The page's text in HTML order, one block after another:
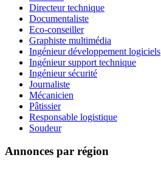
Directeur technique
Documentaliste
Eco-conseiller
Graphiste multimédia
Ingénieur développement logiciels
Ingénieur support technique
Ingénieur sécurité
Journaliste
Mécanicien
Pâtissier
Responsable logistique
Soudeur
Annonces par région